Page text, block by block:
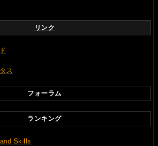
リンク
ス
フォーラム
ランキング
Skills